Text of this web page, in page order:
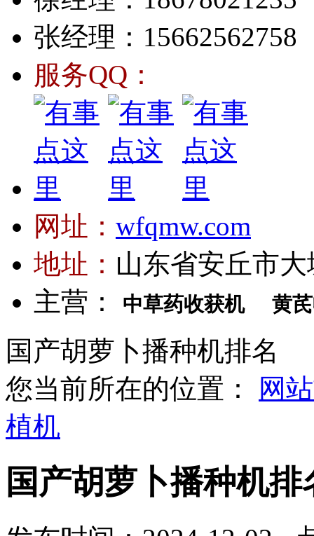
张经理：15662562758
服务QQ：
网址： wfqmw.com
地址： 山东省安丘市
主营：
中草药收获机 黄
国产胡萝卜播种机排名
您当前所在的位置：
网
植机
国产胡萝卜播种机排